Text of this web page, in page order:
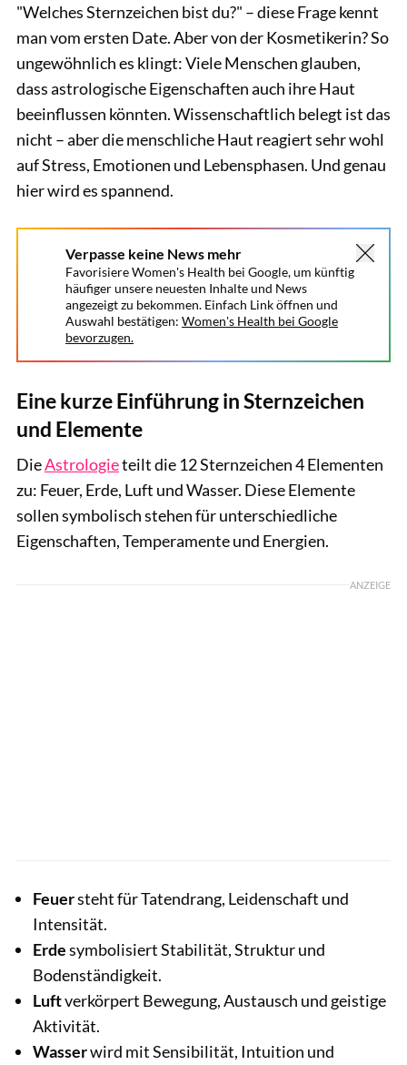
"Welches Sternzeichen bist du?" – diese Frage kennt
man vom ersten Date. Aber von der Kosmetikerin? So
ungewöhnlich es klingt: Viele Menschen glauben,
dass astrologische Eigenschaften auch ihre Haut
beeinflussen könnten. Wissenschaftlich belegt ist das
nicht – aber die menschliche Haut reagiert sehr wohl
auf Stress, Emotionen und Lebensphasen. Und genau
hier wird es spannend.
Verpasse keine News mehr
Favorisiere Women's Health bei Google, um künftig
häufiger unsere neuesten Inhalte und News
angezeigt zu bekommen. Einfach Link öffnen und
Auswahl bestätigen: Women's Health bei Google
bevorzugen.
Eine kurze Einführung in Sternzeichen
und Elemente
DieAstrologieteilt die 12 Sternzeichen 4 Elementen
zu: Feuer, Erde, Luft und Wasser. Diese Elemente
sollen symbolisch stehen für unterschiedliche
Eigenschaften, Temperamente und Energien.
ANZEIGE
Feuersteht für Tatendrang, Leidenschaft und
Intensität.
Erdesymbolisiert Stabilität, Struktur und
Bodenständigkeit.
Luftverkörpert Bewegung, Austausch und geistige
Aktivität.
Wasserwird mit Sensibilität, Intuition und